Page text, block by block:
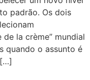
padrão. Os dois
la crème” mundial
quando o assunto é